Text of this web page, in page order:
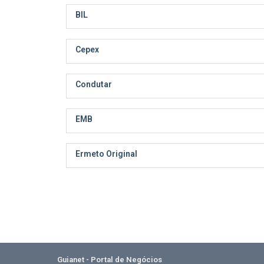
BIL
Cepex
Condutar
EMB
Ermeto Original
Guianet - Portal de Negócios